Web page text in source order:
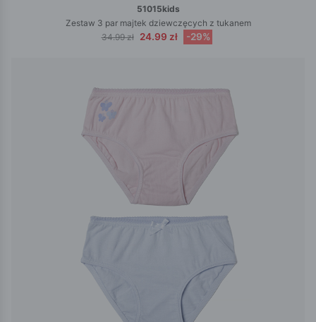
51015kids
Zestaw 3 par majtek dziewczęcych z tukanem
34.99 zł
24.99 zł -29%